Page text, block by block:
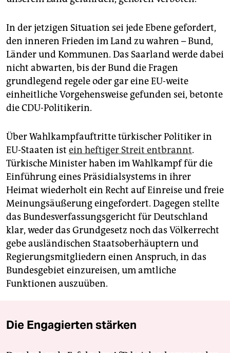
In der jetzigen Situation sei jede Ebene gefordert,
den inneren Frieden im Land zu wahren – Bund,
Länder und Kommunen. Das Saarland werde dabei
nicht abwarten, bis der Bund die Fragen
grundlegend regele oder gar eine EU-weite
einheitliche Vorgehensweise gefunden sei, betonte
die CDU-Politikerin.
Über Wahlkampfauftritte türkischer Politiker in
EU-Staaten ist ein heftiger Streit entbrannt.
Türkische Minister haben im Wahlkampf für die
Einführung eines Präsidialsystems in ihrer
Heimat wiederholt ein Recht auf Einreise und freie
Meinungsäußerung eingefordert. Dagegen stellte
das Bundesverfassungsgericht für Deutschland
klar, weder das Grundgesetz noch das Völkerrecht
gebe ausländischen Staatsoberhäuptern und
Regierungsmitgliedern einen Anspruch, in das
Bundesgebiet einzureisen, um amtliche
Funktionen auszuüben.
Die Engagierten stärken